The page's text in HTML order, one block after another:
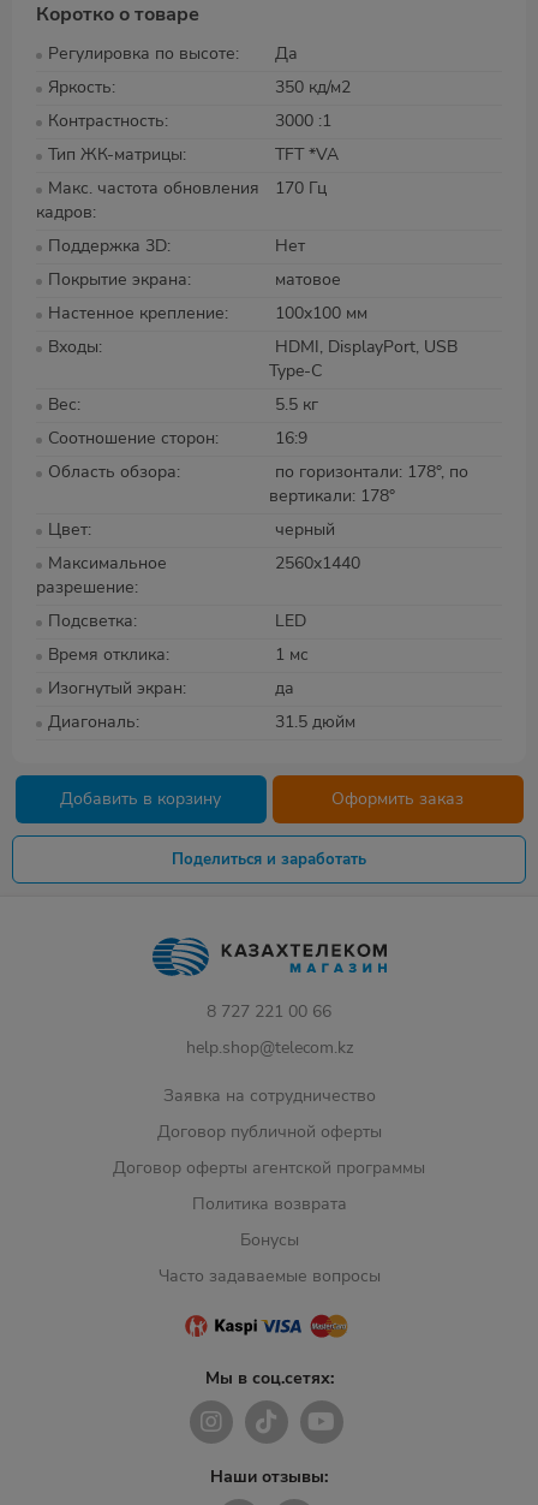
Коротко о товаре
Регулировка по высоте
Да
Яркость
350 кд/м2
Контрастность
3000 :1
Тип ЖК-матрицы
TFT *VA
Макс. частота обновления
кадров
170 Гц
Поддержка 3D
Нет
Покрытие экрана
матовое
Настенное крепление
100x100 мм
Входы
HDMI, DisplayPort, USB
Type-C
Вес
5.5 кг
Соотношение сторон
16:9
Область обзора
по горизонтали: 178°, по
вертикали: 178°
Цвет
черный
Максимальное
разрешение
2560x1440
Подсветка
LED
Время отклика
1 мс
Изогнутый экран
да
Диагональ
31.5 дюйм
Добавить в корзину Оформить заказ
Поделиться и заработать
8 727 221 00 66
help.shop@telecom.kz
Заявка на сотрудничество
Договор публичной оферты
Договор оферты агентской программы
Политика возврата
Бонусы
Часто задаваемые вопросы
Мы в соц.сетях:
Наши отзывы: